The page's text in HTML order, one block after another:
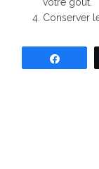
Conserver